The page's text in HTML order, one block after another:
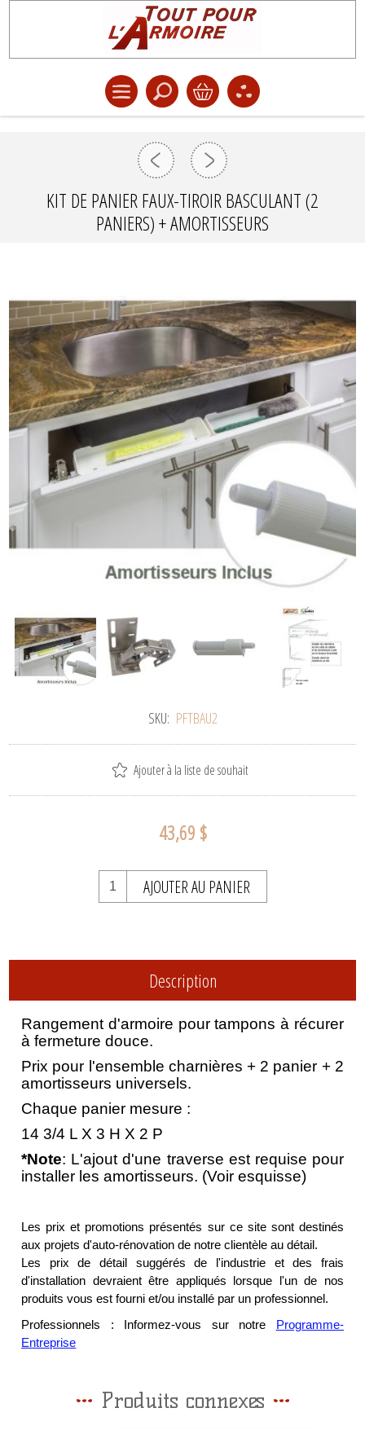
KIT DE PANIER FAUX-TIROIR BASCULANT (2
PANIERS) + AMORTISSEURS
SKU: PFTBAU2
Ajouter à la liste de souhait
43,69 $
AJOUTER AU PANIER
Description
Rangement d'armoire pour tampons à récurer
à fermeture douce.
Prix pour l'ensemble charnières + 2 panier + 2
amortisseurs universels.
Chaque panier mesure :
14 3/4 L X 3 H X 2 P
*Note: L'ajout d'une traverse est requise pour
installer les amortisseurs. (Voir esquisse)
Les prix et promotions présentés sur ce site sont destinés
aux projets d'auto-rénovation de notre clientèle au détail.
Les prix de détail suggérés de l'industrie et des frais
d'installation devraient être appliqués lorsque l'un de nos
produits vous est fourni et/ou installé par un professionnel.
Professionnels : Informez-vous sur notre
Programme-
Entreprise
Produits connexes